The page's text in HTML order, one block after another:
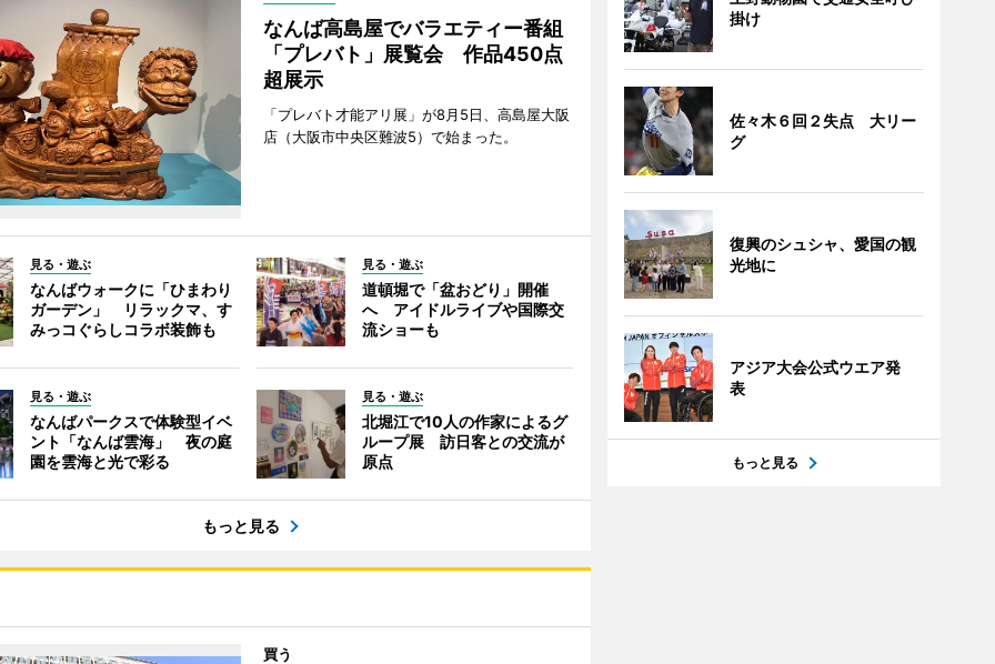
なんば高島屋でバラエティー番組
「プレバト」展覧会 作品450点
超展示
「プレバト才能アリ展」が8月5日、高島屋大阪
店（大阪市中央区難波5）で始まった。
見る・遊ぶ
なんばウォークに「ひまわり
ガーデン」 リラックマ、す
みっコぐらしコラボ装飾も
見る・遊ぶ
道頓堀で「盆おどり」開催
へ アイドルライブや国際交
流ショーも
見る・遊ぶ
なんばパークスで体験型イベ
ント「なんば雲海」 夜の庭
園を雲海と光で彩る
見る・遊ぶ
北堀江で10人の作家によるグ
ループ展 訪日客との交流が
原点
もっと見る
買う
掛け
佐々木６回２失点 大リー
グ
復興のシュシャ、愛国の観
光地に
アジア大会公式ウエア発
表
もっと見る